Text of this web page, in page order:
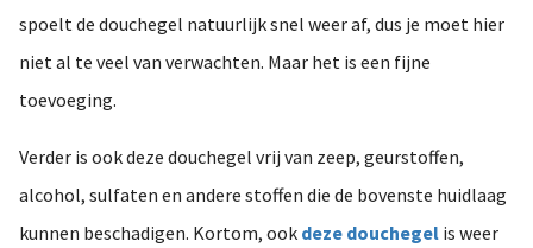
spoelt de douchegel natuurlijk snel weer af, dus je moet hier
niet al te veel van verwachten. Maar het is een fijne
toevoeging.
Verder is ook deze douchegel vrij van zeep, geurstoffen,
alcohol, sulfaten en andere stoffen die de bovenste huidlaag
kunnen beschadigen. Kortom, ook deze douchegel is weer